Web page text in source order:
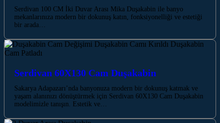
Serdivan 100 CM İki Duvar Arası Mika Duşakabin ile banyo
mekanlarınıza modern bir dokunuş katın, fonksiyonelliği ve estetiği
bir arada…
Serdivan 60X130 Cam Duşakabin
Sakarya Adapazarı’nda banyonuza modern bir dokunuş katmak ve
yaşam alanınızı dönüştürmek için Serdivan 60X130 Cam Duşakabin
modelimizle tanışın. Estetik ve…